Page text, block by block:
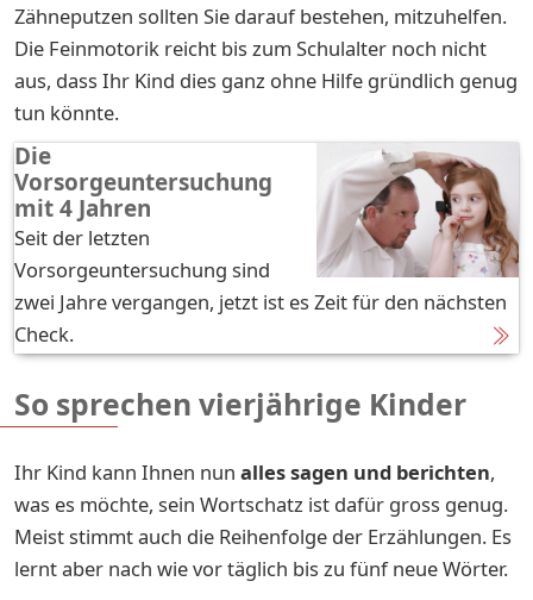
Zähneputzen sollten Sie darauf bestehen, mitzuhelfen.
Die Feinmotorik reicht bis zum Schulalter noch nicht
aus, dass Ihr Kind dies ganz ohne Hilfe gründlich genug
tun könnte.
Die
Vorsorgeuntersuchung
mit 4 Jahren
Seit der letzten
Vorsorgeuntersuchung sind
zwei Jahre vergangen, jetzt ist es Zeit für den nächsten
Check.
So sprechen vierjährige Kinder
Ihr Kind kann Ihnen nun alles sagen und berichten,
was es möchte, sein Wortschatz ist dafür gross genug.
Meist stimmt auch die Reihenfolge der Erzählungen. Es
lernt aber nach wie vor täglich bis zu fünf neue Wörter.